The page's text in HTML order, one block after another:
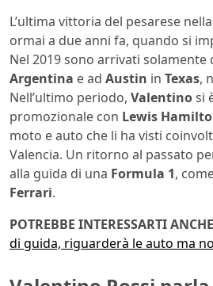
L’ultima vittoria del pesarese
ormai a due anni fa, quando si
Nel 2019 sono arrivati solamente
Argentina e ad Austin in Texas,
Nell’ultimo periodo, Valentinosi
promozionale con Lewis
moto e auto che li ha visti
Valencia. Un ritorno al passato
alla guida di una Formula 1,
Ferrari.
POTREBBE INTERESSARTI
di guida, riguarderà le auto ma